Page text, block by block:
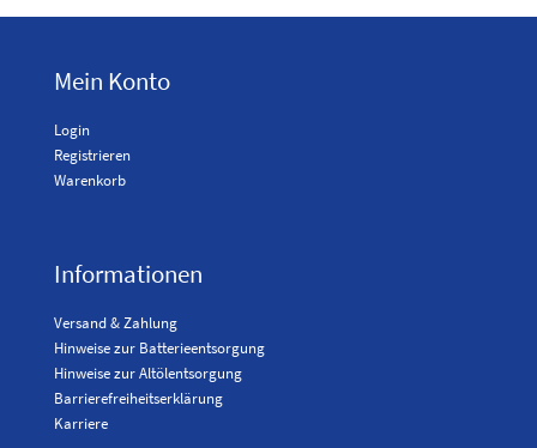
Mein Konto
Login
Registrieren
Warenkorb
Informationen
Versand & Zahlung
Hinweise zur Batterieentsorgung
Hinweise zur Altölentsorgung
Barrierefreiheitserklärung
Karriere